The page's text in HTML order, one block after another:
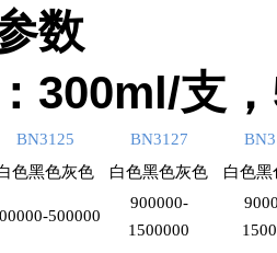
技
300ml/支，
BN3125 BN3127
色黑色灰色 白色黑色灰色
白色黑
500000
900000-
1500000